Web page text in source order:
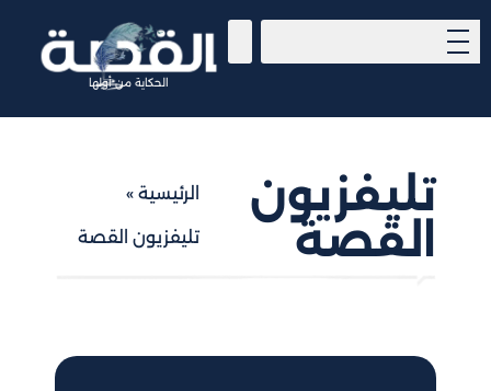
الحكاية من أولها
تليفزيون
القصة
الرئيسية »
تليفزيون القصة